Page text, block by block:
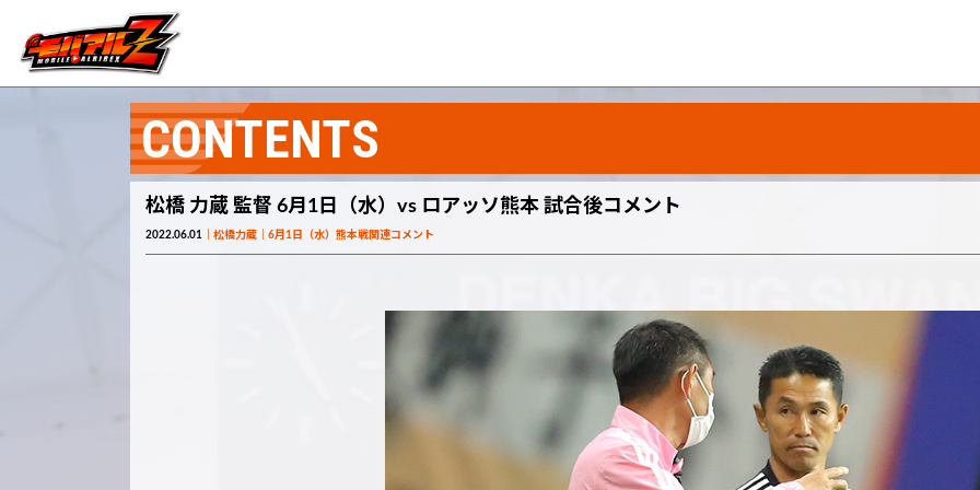
CONTENTS
松橋 力蔵 監督 6月1日（水）vs ロアッソ熊本 試合後コメント
2022.06.01 松橋力蔵 6月1日（水）熊本戦関連コメント